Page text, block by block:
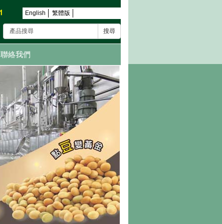
English 繁體版
搜尋
聯絡我們